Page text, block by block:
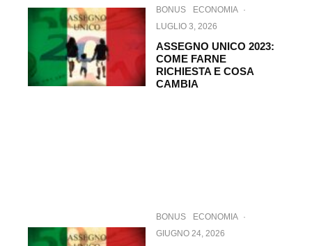
BONUS ECONOMIA ·
LUGLIO 3, 2026
ASSEGNO UNICO 2023:
COME FARNE
RICHIESTA E COSA
CAMBIA
BONUS ECONOMIA ·
GIUGNO 24, 2026